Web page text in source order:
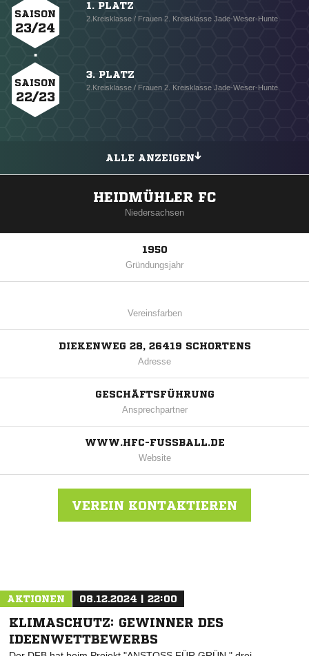
SAISON
23/24
1. PLATZ
2.Kreisklasse / Frauen 2. Kreisklasse Jade-Weser-Hunte
SAISON
22/23
3. PLATZ
2.Kreisklasse / Frauen 2. Kreisklasse Jade-Weser-Hunte
ALLE ANZEIGEN
HEIDMÜHLER FC
Niedersachsen
1950
Gründungsjahr
Vereinsfarben
DIEKENWEG 28, 26419 SCHORTENS
Adresse
GESCHÄFTSFÜHRUNG
Ansprechpartner
WWW.HFC-FUSSBALL.DE
Website
VEREIN KONTAKTIEREN
AKTIONEN 08.12.2024 | 22:00
KLIMASCHUTZ: GEWINNER DES
IDEENWETTBEWERBS